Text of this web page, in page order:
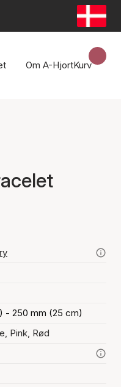
Om A-HjortKurv
- 250 mm (25 cm)
Pink, Rød